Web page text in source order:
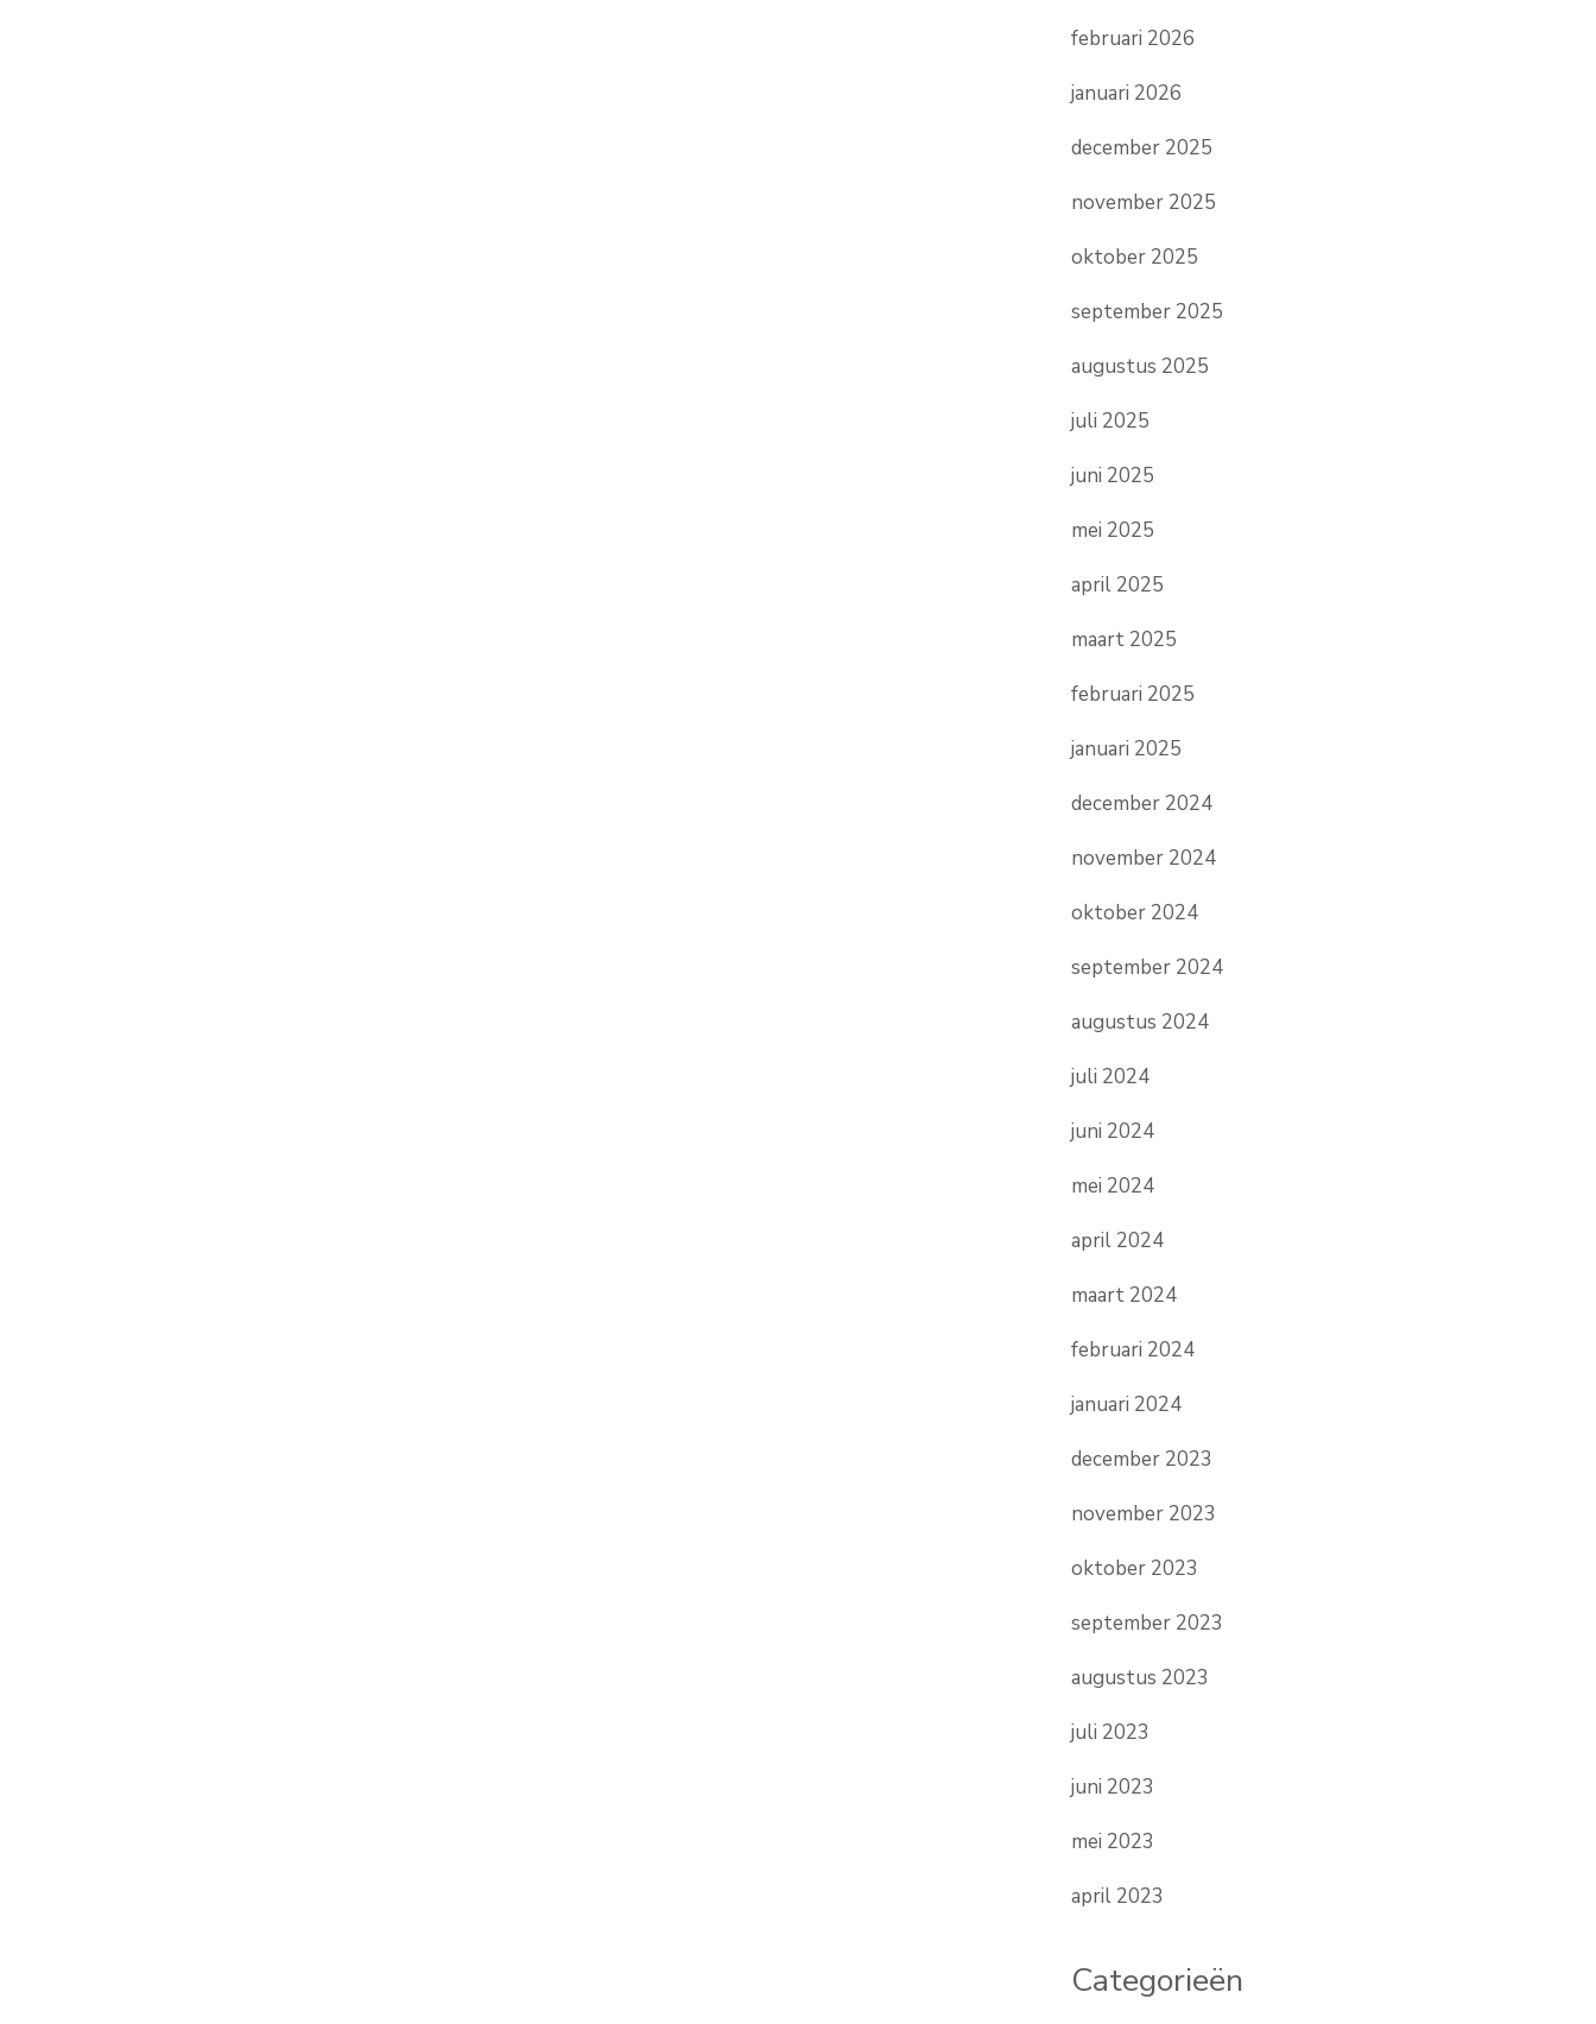
februari 2026
januari 2026
december 2025
november 2025
oktober 2025
september 2025
augustus 2025
juli 2025
juni 2025
mei 2025
april 2025
maart 2025
februari 2025
januari 2025
december 2024
november 2024
oktober 2024
september 2024
augustus 2024
juli 2024
juni 2024
mei 2024
april 2024
maart 2024
februari 2024
januari 2024
december 2023
november 2023
oktober 2023
september 2023
augustus 2023
juli 2023
juni 2023
mei 2023
april 2023
Categorieën